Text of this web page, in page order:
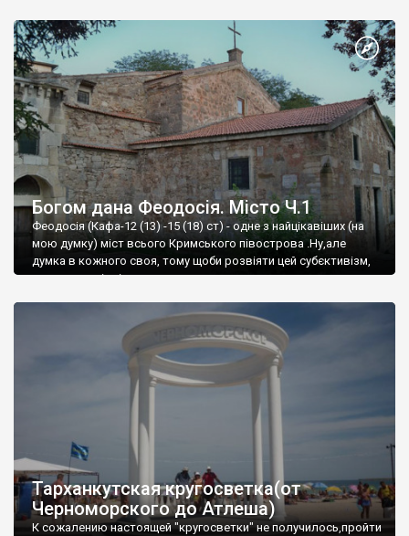
Богом дана Феодосія. Місто Ч.1
Феодосія (Кафа-12 (13) -15 (18) ст) - одне з найцікавіших (на
мою думку) міст всього Кримського півострова .Ну,але
думка в кожного своя, тому щоби розвіяти цей субєктивізм,
запрошую відвідати це
Тарханкутская кругосветка(от
Черноморского до Атлеша)
К сожалению настоящей "кругосветки" не получилось,пройти